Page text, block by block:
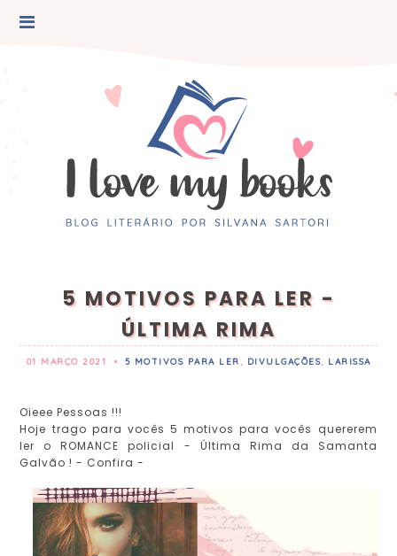
5 MOTIVOS PARA LER -
ÚLTIMA RIMA
01 MARÇO 2021 • 5 MOTIVOS PARA LER, DIVULGAÇÕES, LARISSA
Oieee Pessoas !!!
Hoje trago para vocês 5 motivos para vocês quererem
ler o ROMANCE policial - Última Rima da Samanta
Galvão ! - Confira -